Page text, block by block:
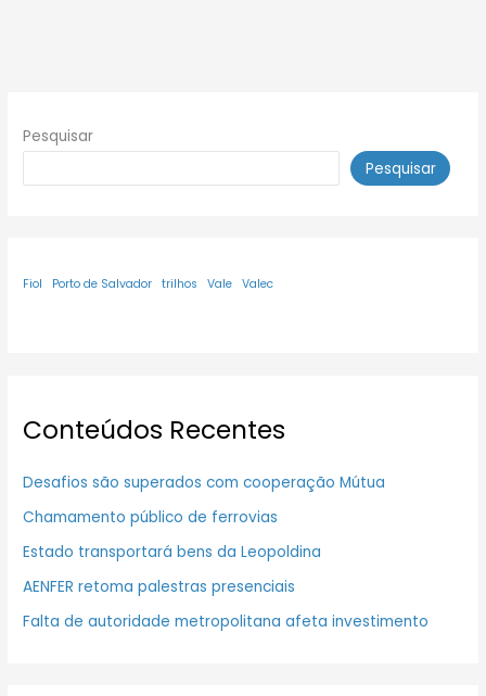
Pesquisar
Pesquisar
Fiol Porto de Salvador trilhos Vale Valec
Conteúdos Recentes
Desafios são superados com cooperação Mútua
Chamamento público de ferrovias
Estado transportará bens da Leopoldina
AENFER retoma palestras presenciais
Falta de autoridade metropolitana afeta investimento